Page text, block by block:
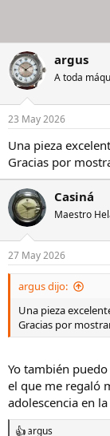
argus
A toda
23 May 2026
Una pieza
Gracias por
Casiná
Maestro
27 May 2026
argus dijo:
Una pieza
Gracias por
Yo también
el que me regaló
adolescencia en
argus